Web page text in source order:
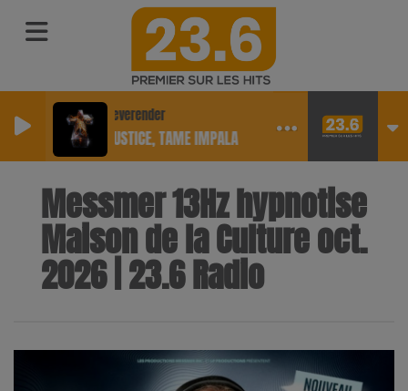
Neverender
JUSTICE, TAME IMPALA
Messmer 13Hz hypnotise
Maison de la Culture oct.
2026 | 23.6 Radio